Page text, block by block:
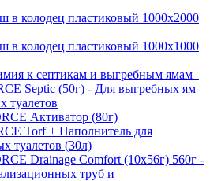
в колодец пластиковый 1000х2000
в колодец пластиковый 1000х1000
к септикам и выгребным ямам
Septic (50г) - Для выгребных ям
туалетов
Активатор (80г)
Torf + Наполнитель для
туалетов (30л)
Drainage Comfort (10x56г) 560г -
труб и